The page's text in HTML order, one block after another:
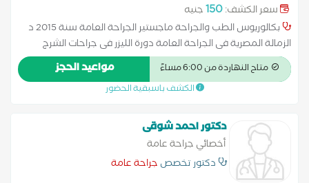
سعر الكشف:150جنيه
بكالوريوس الطب والجراحة ماجستير الجراحة العامة سنة 2015 د
الزمالة المصرية فى الجراحة العامة دورة الليزر فى جراحات الشرج
والبواسير والناسور دورات فى المناظير الجراحية
متاح النهاردة من 6:00 مساءً مواعيد الحجز
الكشف باسبقية الحضور
دكتور احمد شوقى
أخصائي جراحة عامة
دكتور تخصص جراحة عامة